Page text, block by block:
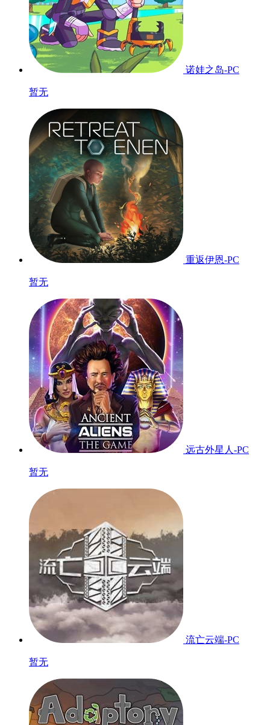
诺娃之岛-PC
暂无
重返伊恩-PC
暂无
远古外星人-PC
暂无
流亡云端-PC
暂无